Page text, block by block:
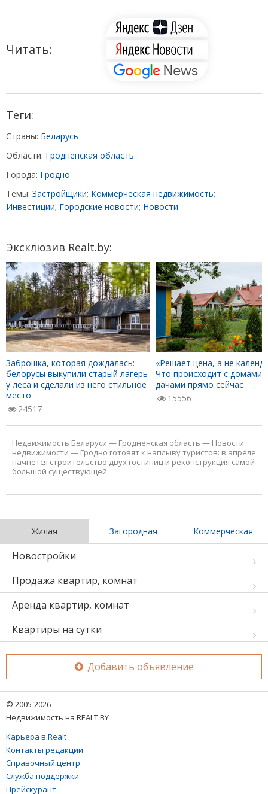
Читать:
Теги:
Страны: Беларусь
Области: Гродненская область
Города: Гродно
Темы: Застройщики; Коммерческая недвижимость;
Инвестиции; Городские новости; Новости
Эксклюзив Realt.by:
Заброшка, которая дождалась:
белорусы выкупили старый лагерь
у леса и сделали из него стильное
место
24517
«Решает цена, а не
Что происходит с домами
дачами прямо сейчас
15556
Недвижимость Беларуси — Гродненская область — Новости
недвижимости — Гродно готовят к наплыву туристов: в апреле
начнется строительство двух гостиниц и реконструкция самой
большой существующей
Жилая Загородная Коммерческая
Новостройки
Продажа квартир, комнат
Аренда квартир, комнат
Квартиры на сутки
Добавить объявление
© 2005-2026
Недвижимость на REALT.BY
Карьера в Realt
Контакты редакции
Справочный центр
Служба поддержки
Прейскурант